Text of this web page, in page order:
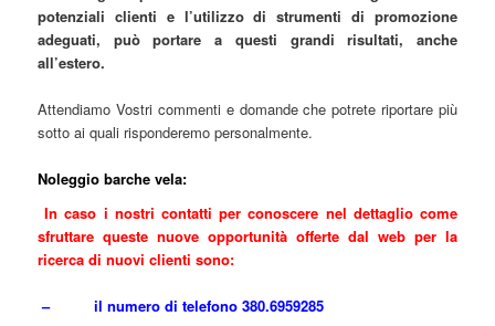
potenziali clienti e l’utilizzo di strumenti di promozione
adeguati, può portare a questi grandi risultati, anche
all’estero.
Attendiamo Vostri commenti e domande che potrete riportare più
sotto ai quali risponderemo personalmente.
Noleggio barche vela:
In caso i nostri contatti per conoscere nel dettaglio come
sfruttare queste nuove opportunità offerte dal web per la
ricerca di nuovi clienti sono:
– il numero di telefono 380.6959285